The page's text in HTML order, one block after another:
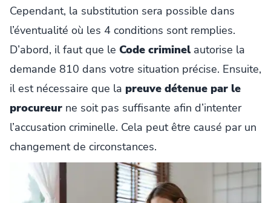
Cependant, la substitution sera possible dans
l’éventualité où les 4 conditions sont remplies.
D’abord, il faut que le Code criminel autorise la
demande 810 dans votre situation précise. Ensuite,
il est nécessaire que la preuve détenue par le
procureur ne soit pas suffisante afin d’intenter
l’accusation criminelle. Cela peut être causé par un
changement de circonstances.